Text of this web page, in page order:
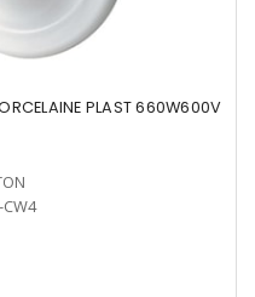
PLAST 660W600V